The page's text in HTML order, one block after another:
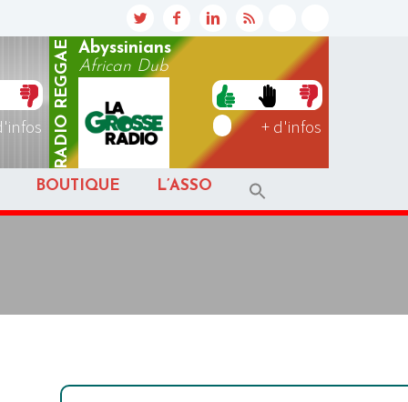
RADIO
REGGAE
Abyssinians
African Dub
+ d'infos
BOUTIQUE L’ASSO